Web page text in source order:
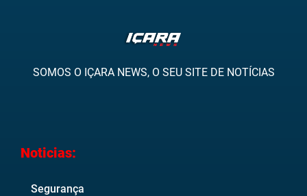
SOMOS O IÇARA NEWS, O SEU SITE DE NOTÍCIAS
Noticias:
Segurança